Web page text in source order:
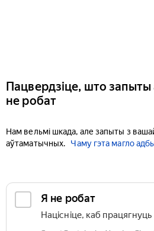
Пацвердзіце, што запыты
не робат
Нам вельмі шкада, але запыты з
аўтаматычных.
Чаму гэта магло
Я не робат
Націсніце, каб працягнуць